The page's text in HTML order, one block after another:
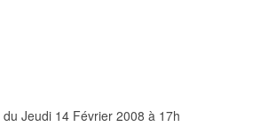
Jeudi 14 Février 2008 à 17h